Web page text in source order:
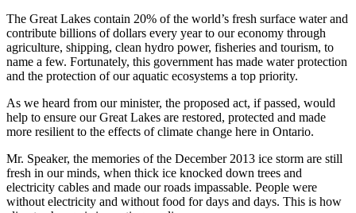
The Great Lakes contain 20% of the world’s fresh surface water and
contribute billions of dollars every year to our economy through
agriculture, shipping, clean hydro power, fisheries and tourism, to
name a few. Fortunately, this government has made water protection
and the protection of our aquatic ecosystems a top priority.
As we heard from our minister, the proposed act, if passed, would
help to ensure our Great Lakes are restored, protected and made
more resilient to the effects of climate change here in Ontario.
Mr. Speaker, the memories of the December 2013 ice storm are still
fresh in our minds, when thick ice knocked down trees and
electricity cables and made our roads impassable. People were
without electricity and without food for days and days. This is how